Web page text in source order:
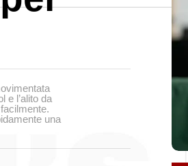
e l’alito da
una